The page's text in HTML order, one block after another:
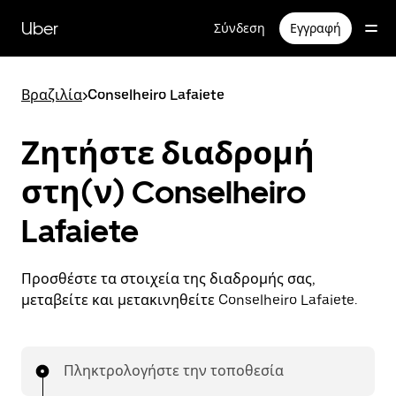
κύριο
περιεχόμενο
Uber Σύνδεση Εγγραφή
Βραζιλία>Conselheiro Lafaiete
Ζητήστε διαδρομή
στη(ν) Conselheiro
Lafaiete
Προσθέστε τα στοιχεία της διαδρομής σας,
μεταβείτε και μετακινηθείτε Conselheiro Lafaiete.
Πληκτρολογήστε την τοποθεσία